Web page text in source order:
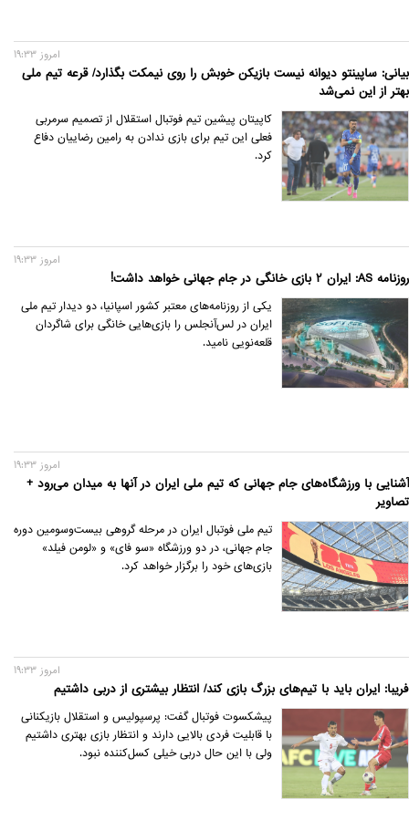
بیانی: ساپینتو دیوانه نیست بازیکن خوبش را روی نیمکت بگذارد/ قرعه تیم ملی
بهتر از این نمی‌شد
امروز 19:33
کاپیتان پیشین تیم فوتبال استقلال از تصمیم سرمربی
فعلی این تیم برای بازی ندادن به رامین رضاییان دفاع
کرد.
روزنامه AS: ایران 2 بازی خانگی در جام جهانی خواهد داشت!
امروز 19:33
یکی از روزنامه‌های معتبر کشور اسپانیا، دو دیدار تیم ملی
ایران در لس‌آنجلس را بازی‌هایی خانگی برای شاگردان
قلعه‌نویی نامید.
آشنایی با ورزشگاه‌های جام جهانی که تیم ملی ایران در آنها به میدان می‌رود +
تصاویر
امروز 19:33
تیم ملی فوتبال ایران در مرحله گروهی بیست‌وسومین دوره
جام جهانی، در دو ورزشگاه «سو فای» و «لومن فیلد»
بازی‌های خود را برگزار خواهد کرد.
فریبا: ایران باید با تیم‌های بزرگ بازی کند/ انتظار بیشتری از دربی داشتیم
امروز 19:33
پیشکسوت فوتبال گفت: پرسپولیس و استقلال بازیکنانی
با قابلیت فردی بالایی دارند و انتظار بازی بهتری داشتیم
ولی با این حال دربی خیلی کسل‌کننده نبود.